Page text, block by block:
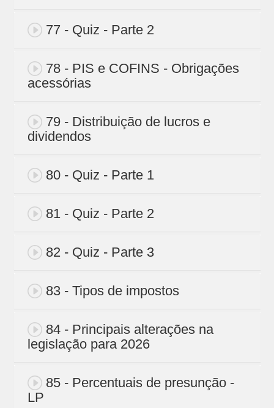
77 - Quiz - Parte 2
78 - PIS e COFINS - Obrigações
acessórias
79 - Distribuição de lucros e
dividendos
80 - Quiz - Parte 1
81 - Quiz - Parte 2
82 - Quiz - Parte 3
83 - Tipos de impostos
84 - Principais alterações na
legislação para 2026
85 - Percentuais de presunção -
LP